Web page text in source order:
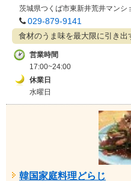
茨城県つくば市東新井荒井マンシ
029-879-9141
食材のうま味を最大限に引き出
営業時間
17:00~24:00
休業日
水曜日
韓国家庭料理どらじ